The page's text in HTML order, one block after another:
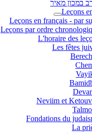
במכון מאיר
Leçons
Leçons en français - par
Leçons par ordre
L'horaire des
Les fêtes
Neviim et
Fondations du
La